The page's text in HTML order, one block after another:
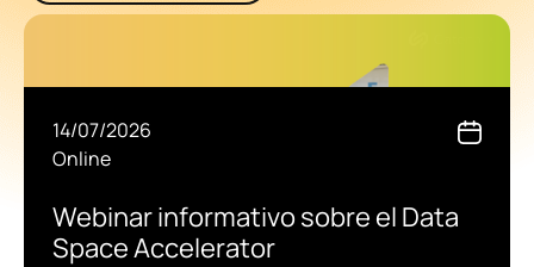
14/07/2026
Online
Webinar informativo sobre el Data
Space Accelerator